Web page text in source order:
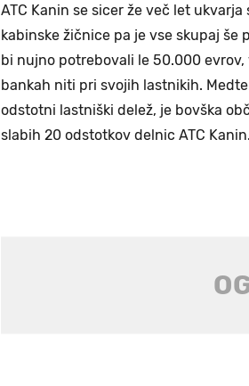
ATC Kanin se sicer že več let
kabinske žičnice pa je vse skupaj še
bi nujno potrebovali le 50.000
bankah niti pri svojih lastnikih.
odstotni lastniški delež, je bovška
slabih 20 odstotkov delnic ATC Kanin.